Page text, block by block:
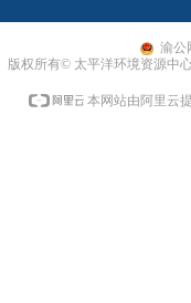
渝公
版权所有© 太平洋环境资源中
本网站由阿里云